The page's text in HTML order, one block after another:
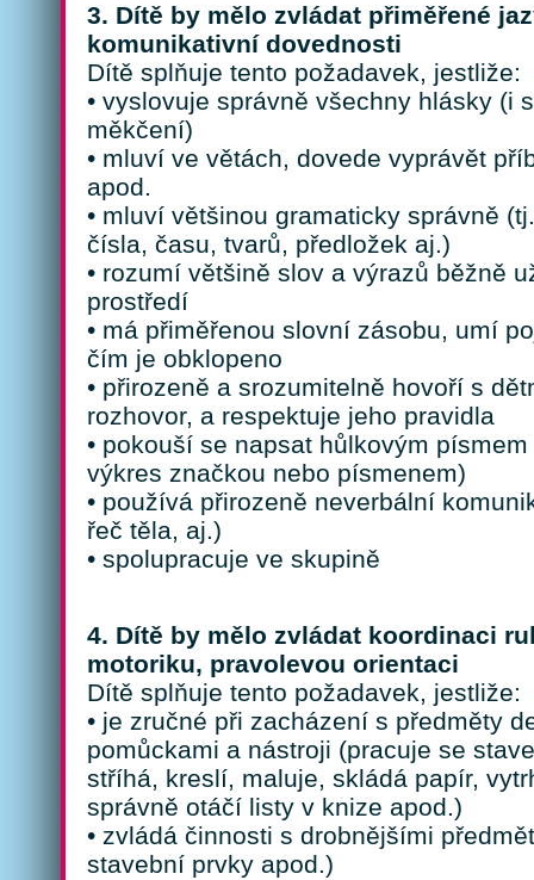
3. Dítě by mělo zvládat přiměřené
komunikativní dovednosti
Dítě splňuje tento požadavek, jestliže:
• vyslovuje správně všechny hlásky (i
měkčení)
• mluví ve větách, dovede vyprávět
apod.
• mluví většinou gramaticky správně
čísla, času, tvarů, předložek aj.)
• rozumí většině slov a výrazů běžně
prostředí
• má přiměřenou slovní zásobu, umí
čím je obklopeno
• přirozeně a srozumitelně hovoří s
rozhovor, a respektuje jeho pravidla
• pokouší se napsat hůlkovým
výkres značkou nebo písmenem)
• používá přirozeně neverbální
řeč těla, aj.)
• spolupracuje ve skupině
4. Dítě by mělo zvládat koordinaci
motoriku, pravolevou orientaci
Dítě splňuje tento požadavek, jestliže:
• je zručné při zacházení s předměty
pomůckami a nástroji (pracuje se
stříhá, kreslí, maluje, skládá papír,
správně otáčí listy v knize apod.)
• zvládá činnosti s drobnějšími
stavební prvky apod.)